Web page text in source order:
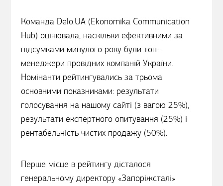
Команда Delo.UA (Ekonomika Communication
Hub) оцінювала, наскільки ефективними за
підсумками минулого року були топ-
менеджери провідних компаній України.
Номінанти рейтингувались за трьома
основними показниками: результати
голосування на нашому сайті (з вагою 25%),
результати експертного опитування (25%) і
рентабельність чистих продажу (50%).
Перше місце в рейтингу дісталося
генеральному директору «Запоріжсталі»